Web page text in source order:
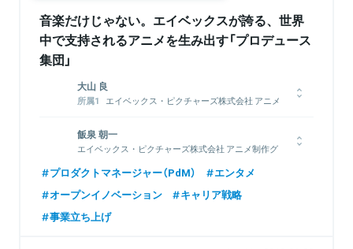
音楽だけじゃない。エイベックスが誇る、世界
中で支持されるアニメを生み出す「プロデュース
集団」
大山 良
エイベックス・ピクチャーズ株式会社 アニメ
株式会社アニメタイムズ社 企画室 ゼネラルマ
ネージャー
FLAGSHIP LINE株式会社 代表取締役社長
劇場映画、テレビシリーズ作品を中心としたエイベックスのアニ
メプロデュース部門を統括する。
飯泉 朝一
エイベックス・ピクチャーズ株式会社 アニメ制作グ
デューサー
2006年に入社し、これまで「SKET DANCE」、「しろくまカフ
ェ」、「ノラガミ」、「トリニティセブン」、「王室教師ハイネ」、
「おそ松さん」等、数々の作品をプロデュース。現在も、TV・映
プロダクトマネージャー（PdM）
エンタメ
オープンイノベーション
キャリア戦略
事業立ち上げ